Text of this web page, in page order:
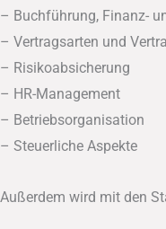
– Buchführung, Finanz-
– Vertragsarten und
– Risikoabsicherung
– HR-Management
– Betriebsorganisation
– Steuerliche Aspekte
Außerdem wird mit den